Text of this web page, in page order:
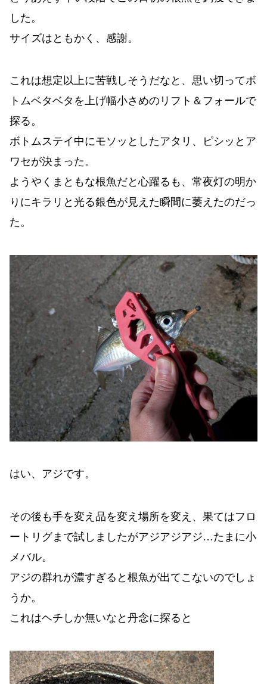
した。
サイズはともかく、感謝。
これは想定以上に苦戦しそうだなと、思い切ってボ
トムベタベタを上げ幅小さめのリフト＆フォールで
探る。
ボトムステイ中にモソッとしたアタリ、ピシッとア
ワセが決まった。
ようやくまともな根魚だと心躍るも、常夜灯の明か
りにキラリと光る銀色が見えた瞬間に萎えたのだっ
た。
はい、アジです。
その後も手を変え品を変え場所を変え、果てはフロ
ートリグまで試しましたがアジアジアジ…たまに小
メバル。
アジの群れが濃すぎると根魚が出てこないのでしょ
うか。
これはヘチしか無いなと丹念に探ると